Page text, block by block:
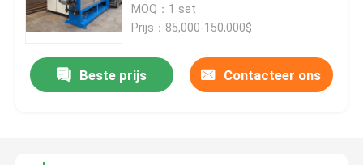
Producten
Video's
MOQ：1 set
Prijs：85,000-150,000$
Beste prijs Contacteer ons
Semi-automatische kabel wikkelmachine voor 10 16 25 35 vierkante mm stroomkabel